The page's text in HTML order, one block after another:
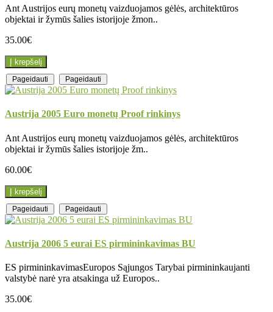
Ant Austrijos eurų monetų vaizduojamos gėlės, architektūros
objektai ir žymūs šalies istorijoje žmon..
35.00€
Į krepšelį
Pageidauti Pageidauti
Austrija 2005 Euro monetų Proof rinkinys
Ant Austrijos eurų monetų vaizduojamos gėlės, architektūros
objektai ir žymūs šalies istorijoje žm..
60.00€
Į krepšelį
Pageidauti Pageidauti
Austrija 2006 5 eurai ES pirmininkavimas BU
ES pirmininkavimasEuropos Sąjungos Tarybai pirmininkaujanti
valstybė narė yra atsakinga už Europos..
35.00€